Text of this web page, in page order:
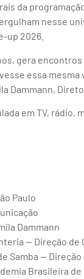
da
nesse
up 2026.
gera
essa
Dammann,
em TV, rádio,
Paulo
Dammann
— Direção de
Samba —
Brasileira